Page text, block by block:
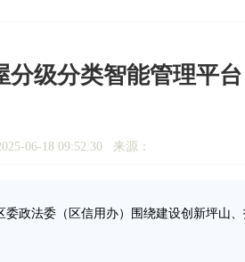
分级分类智能管理平台
06-18 09:52:30 来源：
委（区信用办）围绕建设创新坪山、